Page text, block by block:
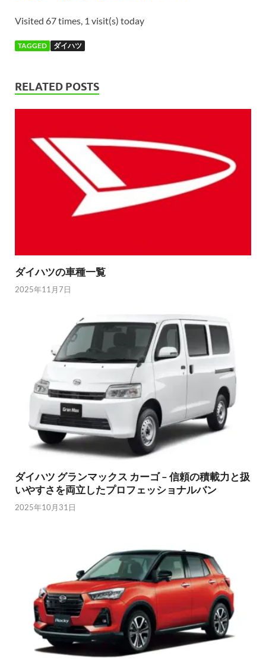
Visited 67 times, 1 visit(s) today
TAGGED ダイハツ
RELATED POSTS
ダイハツの車種一覧
2025年11月7日
ダイハツ グランマックス カーゴ – 信頼の積載力と扱
いやすさを両立したプロフェッショナルバン
2025年10月31日